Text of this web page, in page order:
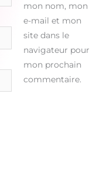
mon nom, mon
e-mail et mon
site dans le
navigateur pour
mon prochain
commentaire.